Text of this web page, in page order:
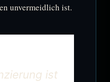
unvermeidlich ist.
ist